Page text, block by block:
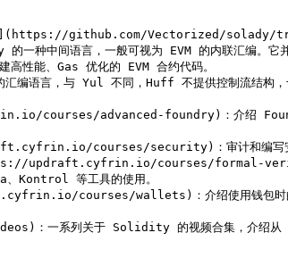
github.com/Vectorized/solady/tree/
般可视为 EVM 的内联汇编。它并不完全
高性能、Gas 优化的 EVM 合约代码。
Yul 不同，Huff 不提供控制流结构，也不抽
advanced-foundry)：介绍 Foundry，以
courses/security)：审计和编写安全协
courses/formal-
、Kontrol 等工具的使用。
wallets)：介绍使用钱包时的访问控
：一系列关于 Solidity 的视频合集，介绍从